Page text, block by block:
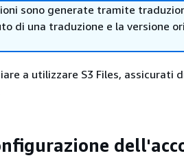
sono generate tramite
di una traduzione e la versione
a utilizzare S3 Files, assicurati